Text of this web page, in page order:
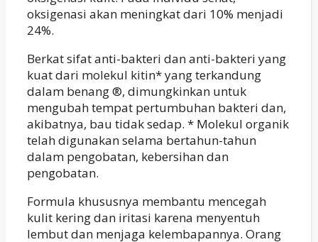
oksigenasi akan meningkat dari 10% menjadi
24%.
Berkat sifat anti-bakteri dan anti-bakteri yang
kuat dari molekul kitin* yang terkandung
dalam benang ®, dimungkinkan untuk
mengubah tempat pertumbuhan bakteri dan,
akibatnya, bau tidak sedap. * Molekul organik
telah digunakan selama bertahun-tahun
dalam pengobatan, kebersihan dan
pengobatan.
Formula khususnya membantu mencegah
kulit kering dan iritasi karena menyentuh
lembut dan menjaga kelembapannya. Orang